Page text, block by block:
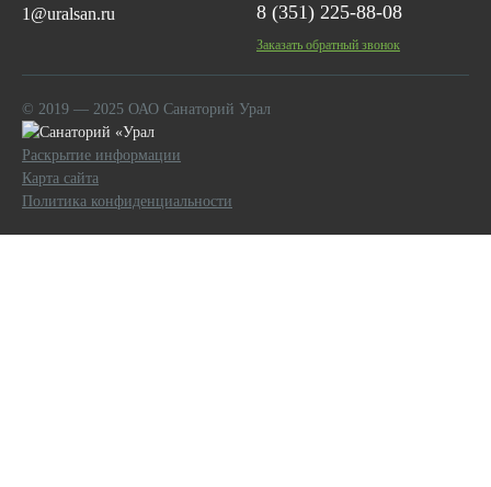
1@uralsan.ru 8 (351) 225-88-08
Заказать обратный звонок
© 2019 — 2025 ОАО Санаторий Урал
Раскрытие информации
Карта сайта
Политика конфиденциальности